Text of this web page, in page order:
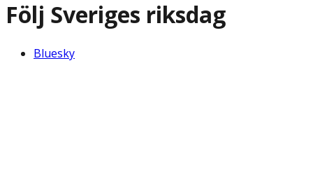
Följ Sveriges riksdag
Bluesky